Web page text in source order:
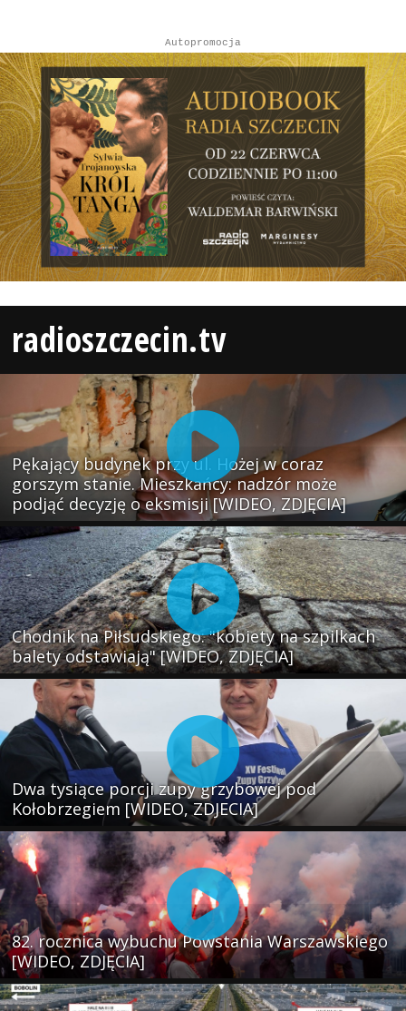
Autopromocja
radioszczecin.tv
Pękający budynek przy ul. Hożej w coraz
gorszym stanie. Mieszkańcy: nadzór może
podjąć decyzję o eksmisji [WIDEO, ZDJĘCIA]
Chodnik na Piłsudskiego: "kobiety na szpilkach
balety odstawiają" [WIDEO, ZDJĘCIA]
Dwa tysiące porcji zupy grzybowej pod
Kołobrzegiem [WIDEO, ZDJECIA]
82. rocznica wybuchu Powstania Warszawskiego
[WIDEO, ZDJĘCIA]